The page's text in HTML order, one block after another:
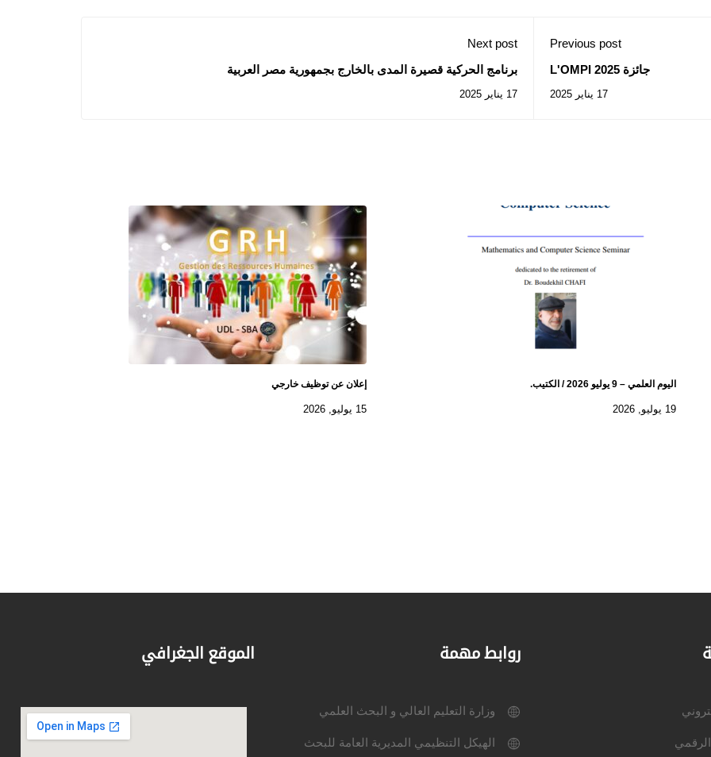
Previous post
جائزة L'OMPI 2025
17 يناير 2025
Next post
برنامج الحركية قصيرة المدى بالخارج بجمهورية مصر العربية
17 يناير 2025
اليوم العلمي – 9 يوليو 2026 / الكتيب.
19 يوليو, 2026
إعلان عن توظيف خارجي
15 يوليو, 2026
روابط مهمة
وزارة التعليم العالي و البحث العلمي
الهيكل التنظيمي المديرية العامة للبحث
الموقع الجغرافي